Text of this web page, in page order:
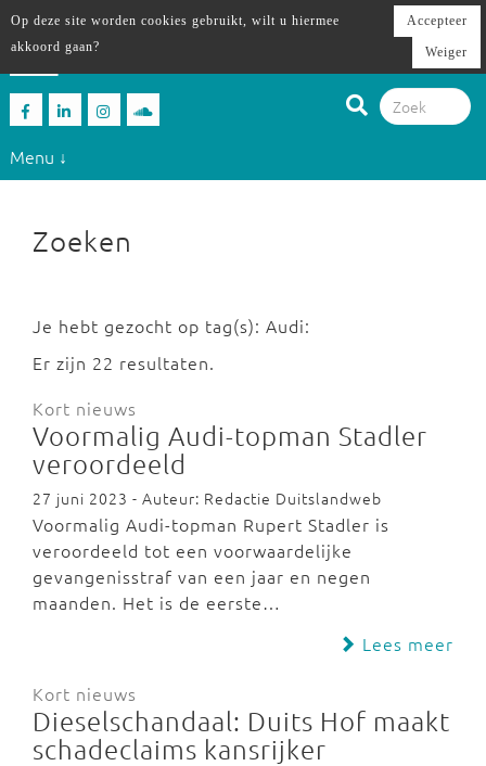
Menu ↓
Zoeken
Je hebt gezocht op tag(s): Audi:
Er zijn 22 resultaten.
Kort nieuws
Voormalig Audi-topman Stadler
veroordeeld
27 juni 2023 - Auteur: Redactie Duitslandweb
Voormalig Audi-topman Rupert Stadler is
veroordeeld tot een voorwaardelijke
gevangenisstraf van een jaar en negen
maanden. Het is de eerste…
Lees meer
Kort nieuws
Dieselschandaal: Duits Hof maakt
schadeclaims kansrijker
Op deze site worden cookies gebruikt, wilt u hiermee
akkoord gaan?
Accepteer
Weiger